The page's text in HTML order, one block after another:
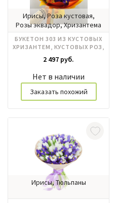
Ирисы, Роза кустовая,
Розы эквадор, Хризантема
БУКЕТОН 303 ИЗ КУСТОВЫХ
ХРИЗАНТЕМ, КУСТОВЫХ РОЗ,
РОЗ РОССИЯ, ИРИСОВ
2 497 руб.
Нет в наличии
Заказать похожий
Ирисы, Тюльпаны